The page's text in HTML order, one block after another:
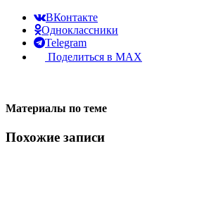
ВКонтакте
Одноклассники
Telegram
Поделиться в MAX
Материалы по теме
Похожие записи